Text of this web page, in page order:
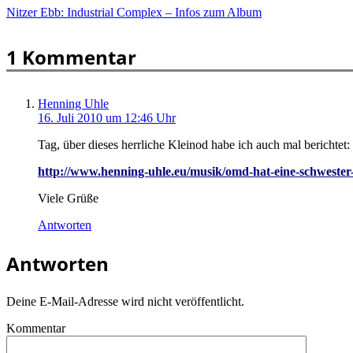
Nitzer Ebb: Industrial Complex – Infos zum Album
1 Kommentar
Henning Uhle
16. Juli 2010 um 12:46 Uhr
Tag, über dieses herrliche Kleinod habe ich auch mal berichtet:
http://www.henning-uhle.eu/musik/omd-hat-eine-
Viele Grüße
Antworten
Antworten
Deine E-Mail-Adresse wird nicht veröffentlicht.
Kommentar